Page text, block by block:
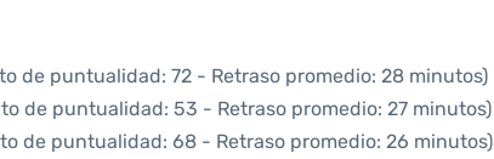
de puntualidad: 72 - Retraso promedio: 28 minutos)
de puntualidad: 53 - Retraso promedio: 27 minutos)
de puntualidad: 68 - Retraso promedio: 26 minutos)